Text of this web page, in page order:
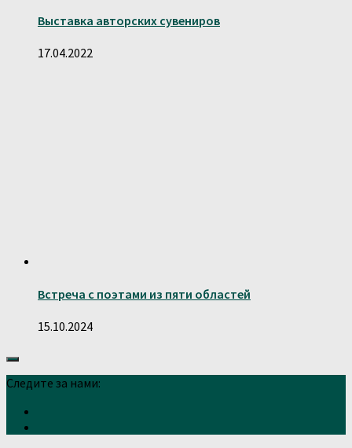
Выставка авторских сувениров
17.04.2022
Встреча с поэтами из пяти областей
15.10.2024
Следите за нами: